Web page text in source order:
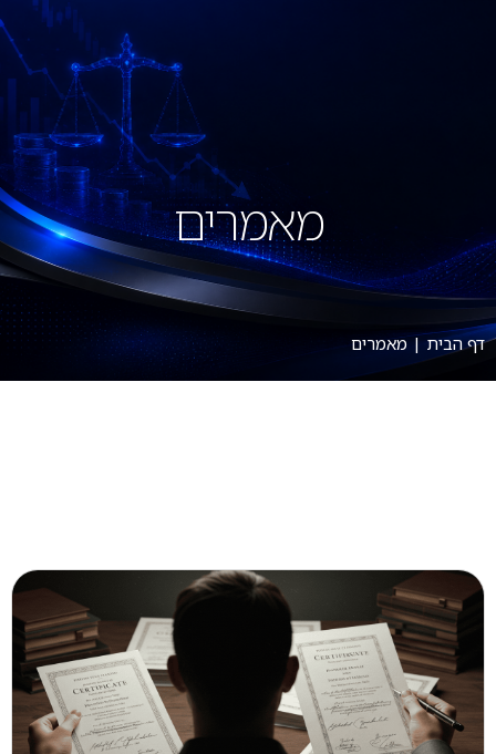
מאמרים
דף הבית |מאמרים